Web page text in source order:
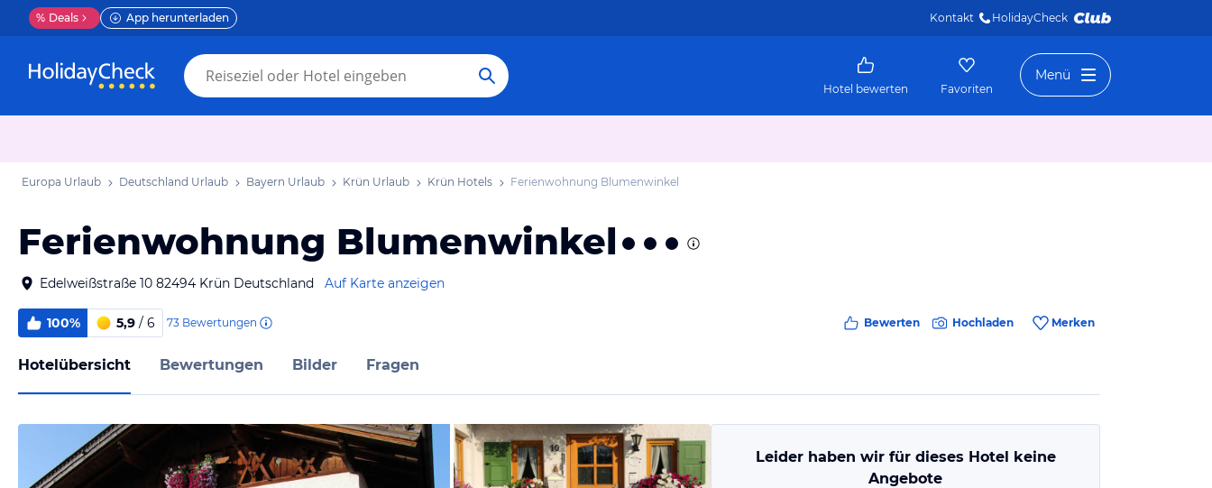
% Deals App herunterladen Kontakt HolidayCheck
Hotel bewerten Favoriten
Menü
Europa Urlaub Deutschland Urlaub Bayern Urlaub Krün Urlaub Krün Hotels Ferienwohnung Blumenwinkel
Ferienwohnung Blumenwinkel
Edelweißstraße 10 82494 Krün Deutschland Auf Karte anzeigen
100% 5,9 / 6 73 Bewertungen Bewerten Hochladen Merken
Hotelübersicht Bewertungen Bilder Fragen
Leider haben wir für dieses Hotel keine
Angebote